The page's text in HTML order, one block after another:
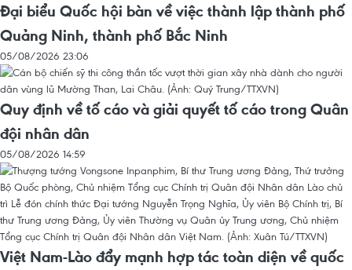
Đại biểu Quốc hội bàn về việc thành lập thành phố
Quảng Ninh, thành phố Bắc Ninh
05/08/2026 23:06
Quy định về tố cáo và giải quyết tố cáo trong Quân
đội nhân dân
05/08/2026 14:59
Việt Nam-Lào đẩy mạnh hợp tác toàn diện về quốc